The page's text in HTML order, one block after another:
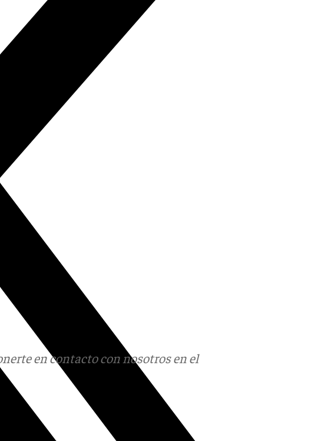
en contacto con nosotros en el